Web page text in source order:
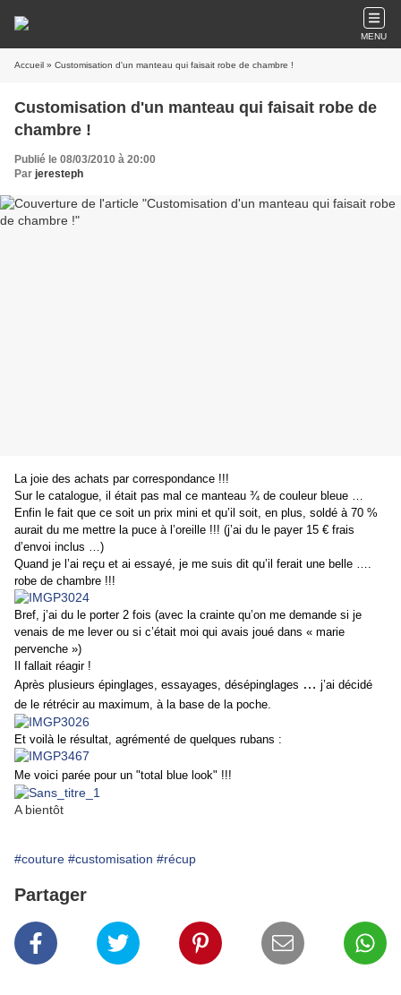
MENU
Accueil » Customisation d'un manteau qui faisait robe de chambre !
Customisation d'un manteau qui faisait robe de
chambre !
Publié le 08/03/2010 à 20:00
Par jeresteph
La joie des achats par correspondance !!!
Sur le catalogue, il était pas mal ce manteau ¾ de couleur bleue …
Enfin le fait que ce soit un prix mini et qu’il soit, en plus, soldé à 70 %
aurait du me mettre la puce à l’oreille !!! (j’ai du le payer 15 € frais
d’envoi inclus …)
Quand je l’ai reçu et ai essayé, je me suis dit qu’il ferait une belle ….
robe de chambre !!!
Bref, j’ai du le porter 2 fois (avec la crainte qu’on me demande si je
venais de me lever ou si c’était moi qui avais joué dans « marie
pervenche »)
fallait réagir !
Après plusieurs épinglages, essayages, désépinglages … j’ai décidé
de le rétrécir au maximum, à la base de la poche.
Et voilà le résultat, agrémenté de quelques rubans :
Me voici parée pour un "total blue look" !!!
A bientôt
#couture #customisation #récup
Partager